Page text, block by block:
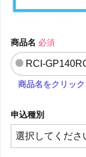
商品名 必須
RCI-
商品名をクリッ
申込種別